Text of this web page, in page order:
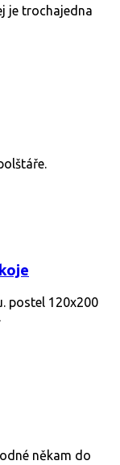
je trochajedna
postel 120x200
někam do